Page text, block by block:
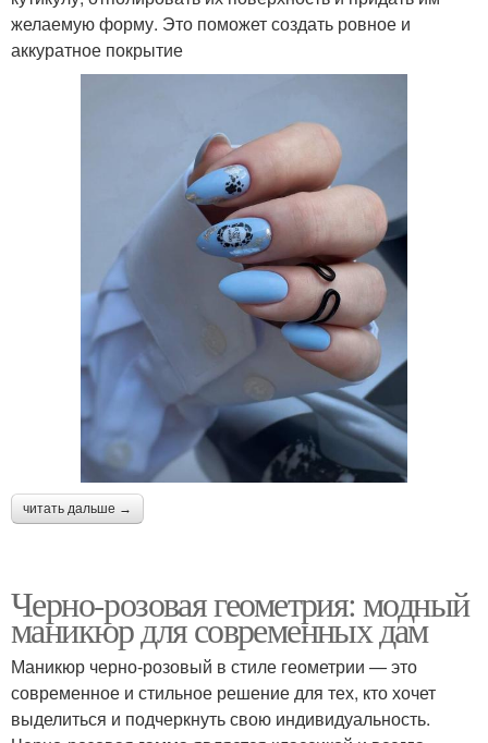
желаемую форму. Это поможет создать ровное и
аккуратное покрытие
читать дальше →
Черно-розовая геометрия: модный
маникюр для современных дам
Маникюр черно-розовый в стиле геометрии — это
современное и стильное решение для тех, кто хочет
выделиться и подчеркнуть свою индивидуальность.